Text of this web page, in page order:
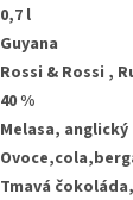
0,7 l
Guyana
Rossi & Rossi ,
40 %
Melasa, anglický
Tmavá